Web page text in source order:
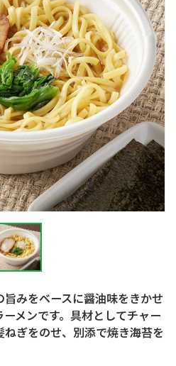
みをベースに醤油味をきかせ
メンです。具材としてチャー
ぎをのせ、別添で焼き海苔を